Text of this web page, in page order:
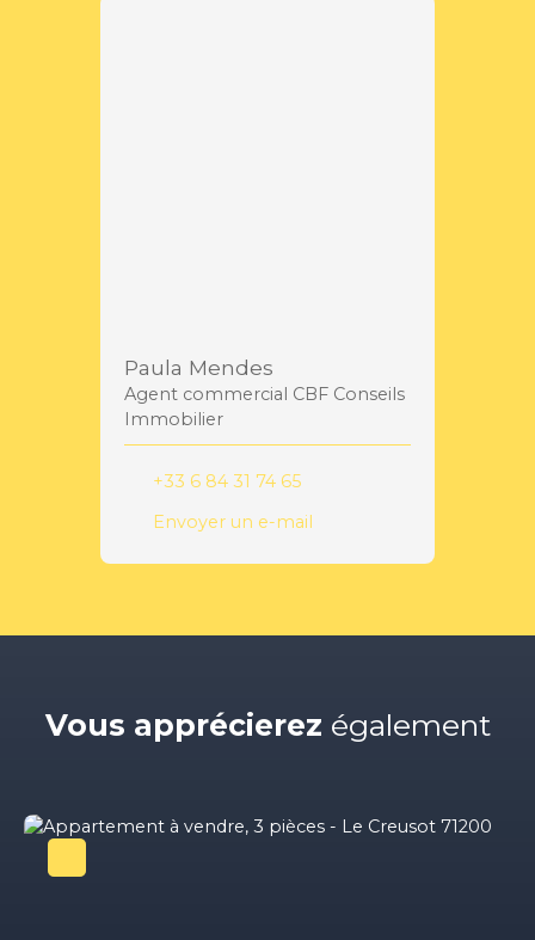
Paula Mendes
Agent commercial CBF Conseils
Immobilier
+33 6 84 31 74 65
Envoyer un e-mail
Vous apprécierez également